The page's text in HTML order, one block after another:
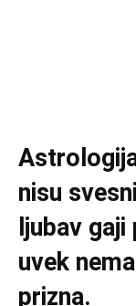
nisu
ljubav
uvek
prizna.